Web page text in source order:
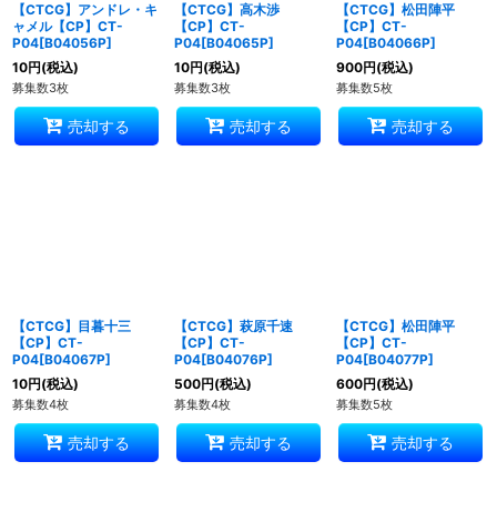
【CTCG】アンドレ・キ
ャメル【CP】CT-
P04[B04056P]
10円(税込)
募集数3枚
売却する
【CTCG】高木渉
【CP】CT-
P04[B04065P]
10円(税込)
募集数3枚
売却する
【CTCG】松田陣平
【CP】CT-
P04[B04066P]
900円(税込)
募集数5枚
売却する
【CTCG】目暮十三
【CP】CT-
P04[B04067P]
10円(税込)
募集数4枚
売却する
【CTCG】萩原千速
【CP】CT-
P04[B04076P]
500円(税込)
募集数4枚
売却する
【CTCG】松田陣平
【CP】CT-
P04[B04077P]
600円(税込)
募集数5枚
売却する